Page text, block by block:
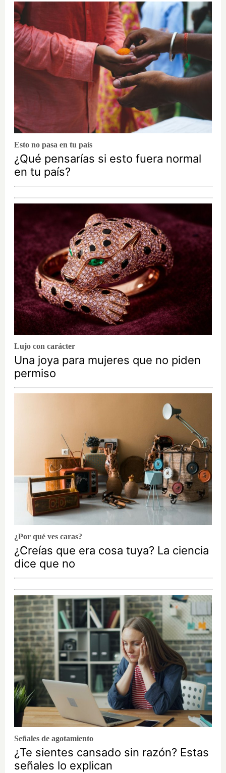
Esto no pasa en tu país
¿Qué pensarías si esto fuera normal
en tu país?
Lujo con carácter
Una joya para mujeres que no piden
permiso
¿Por qué ves caras?
¿Creías que era cosa tuya? La ciencia
dice que no
Señales de agotamiento
¿Te sientes cansado sin razón? Estas
señales lo explican